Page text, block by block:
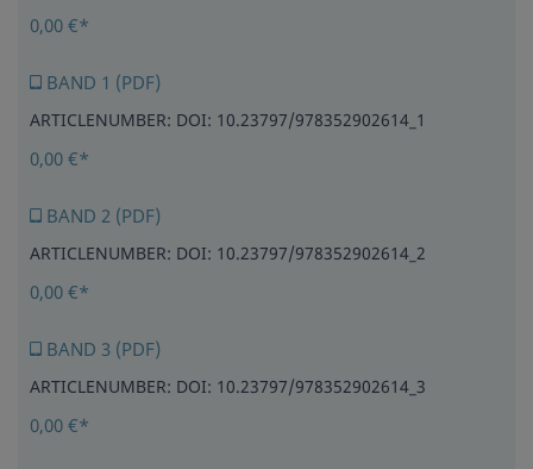
0,00 €*
BAND 1 (PDF)
ARTICLENUMBER: DOI: 10.23797/978352902614_1
0,00 €*
BAND 2 (PDF)
ARTICLENUMBER: DOI: 10.23797/978352902614_2
0,00 €*
BAND 3 (PDF)
ARTICLENUMBER: DOI: 10.23797/978352902614_3
0,00 €*